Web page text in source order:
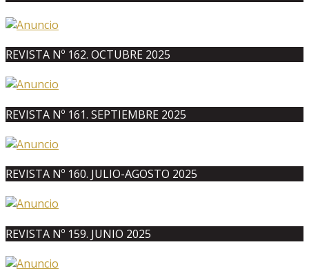
REVISTA Nº 162. OCTUBRE 2025
REVISTA Nº 161. SEPTIEMBRE 2025
REVISTA Nº 160. JULIO-AGOSTO 2025
REVISTA Nº 159. JUNIO 2025